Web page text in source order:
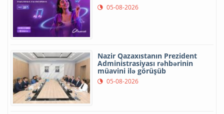
05-08-2026
Nazir Qazaxıstanın Prezident
Administrasiyası rəhbərinin
müavini ilə görüşüb
05-08-2026